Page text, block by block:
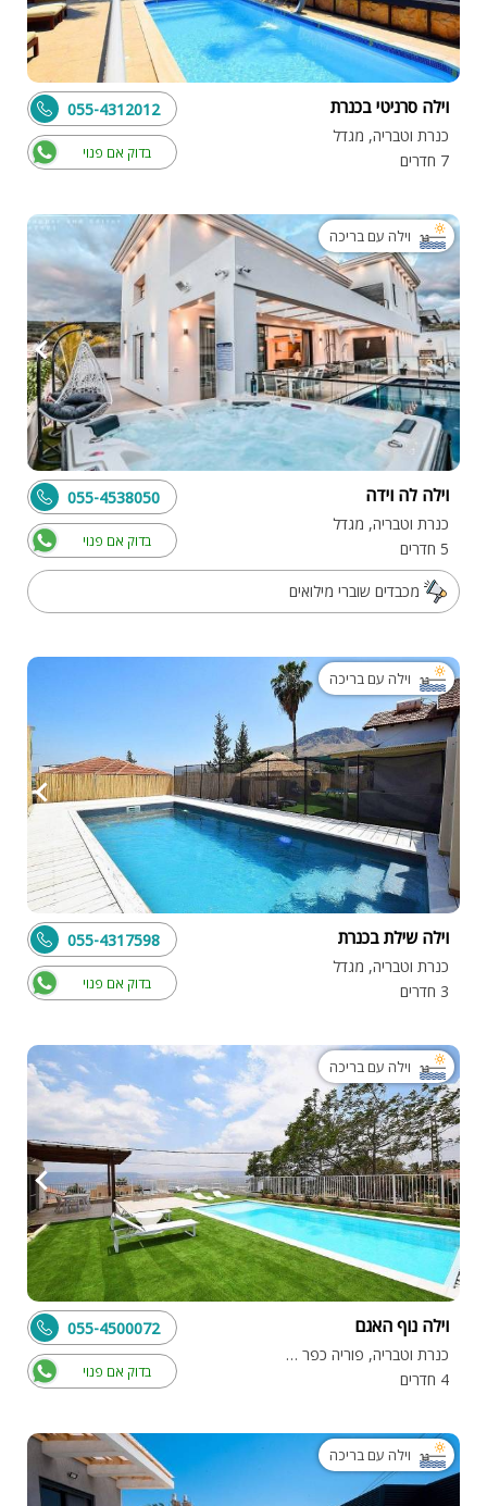
וילה סרניטי בכנרת
כנרת וטבריה, מגדל
7 חדרים
בדוק אם פנוי
055-4312012
וילה עם בריכה
וילה לה וידה
כנרת וטבריה, מגדל
5 חדרים
בדוק אם פנוי
055-4538050
מכבדים שוברי מילואים
וילה עם בריכה
וילה שילת בכנרת
כנרת וטבריה, מגדל
3 חדרים
בדוק אם פנוי
055-4317598
וילה עם בריכה
וילה נוף האגם
כנרת וטבריה, פוריה כפר עבודה
4 חדרים
בדוק אם פנוי
055-4500072
וילה עם בריכה